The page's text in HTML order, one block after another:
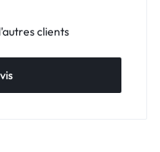
clients